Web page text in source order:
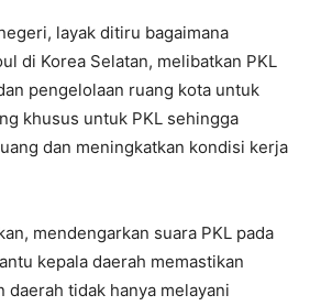
layak ditiru bagaimana
di Korea Selatan, melibatkan PKL
pengelolaan ruang kota untuk
khusus untuk PKL sehingga
dan meningkatkan kondisi kerja
mendengarkan suara PKL pada
kepala daerah memastikan
daerah tidak hanya melayani